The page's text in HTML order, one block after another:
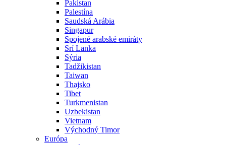
Pakistan
Palestína
Saudská Arábia
Singapur
Spojené arabské emiráty
Srí Lanka
Sýria
Tadžikistan
Taiwan
Thajsko
Tibet
Turkmenistan
Uzbekistan
Vietnam
Východný Timor
Európa